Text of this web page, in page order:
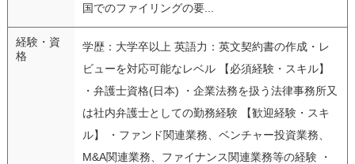
国でのファイリングの要...
経験・資
格
学歴：大学卒以上 英語力：英文契約書の作成・レ
ビューを対応可能なレベル 【必須経験・スキル】
・弁護士資格(日本) ・企業法務を扱う法律事務所又
は社内弁護士としての勤務経験 【歓迎経験・スキ
ル】 ・ファンド関連業務、ベンチャー投資業務、
M&A関連業務、ファイナンス関連業務等の経験 ・